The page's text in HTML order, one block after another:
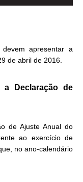
apresentar a
de abril de 2016.
a Declaração de
de Ajuste Anual do
ao exercício de
no ano-calendário